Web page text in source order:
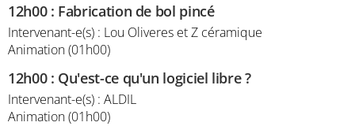
12h00: Fabrication de bol pincé
Intervenant-e(s) : Lou Oliveres et Z céramique
Animation (01h00)
12h00: Qu'est-ce qu'un logiciel libre ?
Intervenant-e(s) : ALDIL
Animation (01h00)